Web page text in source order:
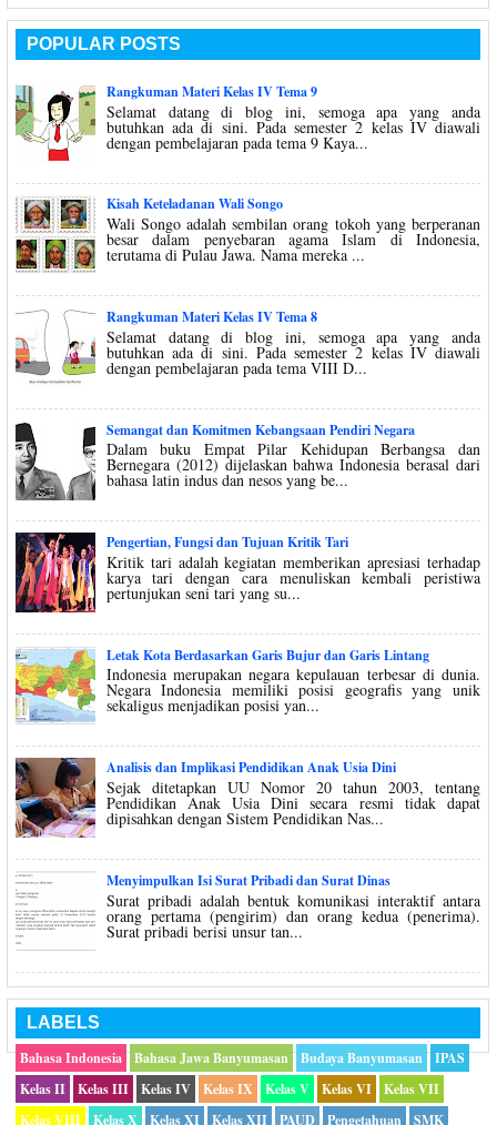
POPULAR POSTS
Rangkuman Materi Kelas IV Tema 9
Selamat datang di blog ini, semoga apa yang anda
butuhkan ada di sini. Pada semester 2 kelas IV diawali
dengan pembelajaran pada tema 9 Kaya...
Kisah Keteladanan Wali Songo
Wali Songo adalah sembilan orang tokoh yang berperanan
besar dalam penyebaran agama Islam di Indonesia,
terutama di Pulau Jawa. Nama mereka ...
Rangkuman Materi Kelas IV Tema 8
Selamat datang di blog ini, semoga apa yang anda
butuhkan ada di sini. Pada semester 2 kelas IV diawali
dengan pembelajaran pada tema VIII D...
Semangat dan Komitmen Kebangsaan Pendiri Negara
Dalam buku Empat Pilar Kehidupan Berbangsa dan
Bernegara (2012) dijelaskan bahwa Indonesia berasal dari
bahasa latin indus dan nesos yang be...
Pengertian, Fungsi dan Tujuan Kritik Tari
Kritik tari adalah kegiatan memberikan apresiasi terhadap
karya tari dengan cara menuliskan kembali peristiwa
pertunjukan seni tari yang su...
Letak Kota Berdasarkan Garis Bujur dan Garis Lintang
Indonesia merupakan negara kepulauan terbesar di dunia.
Negara Indonesia memiliki posisi geografis yang unik
sekaligus menjadikan posisi yan...
Analisis dan Implikasi Pendidikan Anak Usia Dini
Sejak ditetapkan UU Nomor 20 tahun 2003, tentang
Pendidikan Anak Usia Dini secara resmi tidak dapat
dipisahkan dengan Sistem Pendidikan Nas...
Menyimpulkan Isi Surat Pribadi dan Surat Dinas
Surat pribadi adalah bentuk komunikasi interaktif antara
orang pertama (pengirim) dan orang kedua (penerima).
Surat pribadi berisi unsur tan...
LABELS
Bahasa Indonesia
Bahasa Jawa Banyumasan Budaya Banyumasan
IPAS
Kelas II
Kelas III Kelas IV Kelas IX Kelas V Kelas VI
Kelas VII
Kelas VIII
Kelas X Kelas XI Kelas XII PAUD Pengetahuan SMK